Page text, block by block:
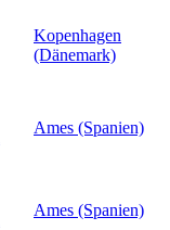
Kopenhagen
(Dänemark)
Ames (Spanien)
Ames (Spanien)